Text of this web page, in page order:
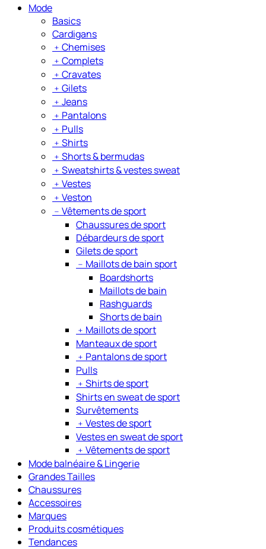
Mode
Basics
Cardigans
﹢ Chemises
﹢ Complets
﹢ Cravates
﹢ Gilets
﹢ Jeans
﹢ Pantalons
﹢ Pulls
﹢ Shirts
﹢ Shorts & bermudas
﹢ Sweatshirts & vestes sweat
﹢ Vestes
﹢ Veston
﹣ Vêtements de sport
Chaussures de sport
Débardeurs de sport
Gilets de sport
﹣ Maillots de bain sport
Boardshorts
Maillots de bain
Rashguards
Shorts de bain
﹢ Maillots de sport
Manteaux de sport
﹢ Pantalons de sport
Pulls
﹢ Shirts de sport
Shirts en sweat de sport
Survêtements
﹢ Vestes de sport
Vestes en sweat de sport
﹢ Vêtements de sport
Mode balnéaire & Lingerie
Grandes Tailles
Chaussures
Accessoires
Marques
Produits cosmétiques
Tendances